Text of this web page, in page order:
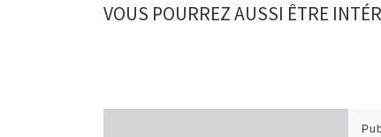
VOUS POURREZ AUSSI ÊTRE